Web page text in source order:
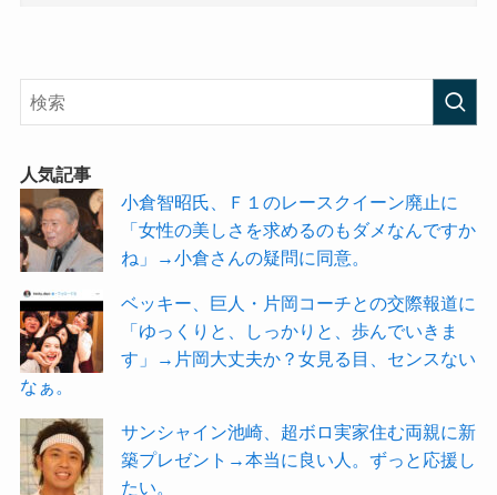
人気記事
小倉智昭氏、Ｆ１のレースクイーン廃止に
「女性の美しさを求めるのもダメなんですか
ね」→小倉さんの疑問に同意。
ベッキー、巨人・片岡コーチとの交際報道に
「ゆっくりと、しっかりと、歩んでいきま
す」→片岡大丈夫か？女見る目、センスない
なぁ。
サンシャイン池崎、超ボロ実家住む両親に新
築プレゼント→本当に良い人。ずっと応援し
たい。